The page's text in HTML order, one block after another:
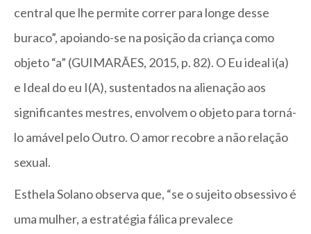
central que lhe permite correr para longe desse
buraco”, apoiando-se na posição da criança como
objeto “a” (GUIMARÃES, 2015, p. 82). O Eu ideal i(a)
e Ideal do eu I(A), sustentados na alienação aos
significantes mestres, envolvem o objeto para torná-
lo amável pelo Outro. O amor recobre a não relação
sexual.
Esthela Solano observa que, “se o sujeito obsessivo é
uma mulher, a estratégia fálica prevalece